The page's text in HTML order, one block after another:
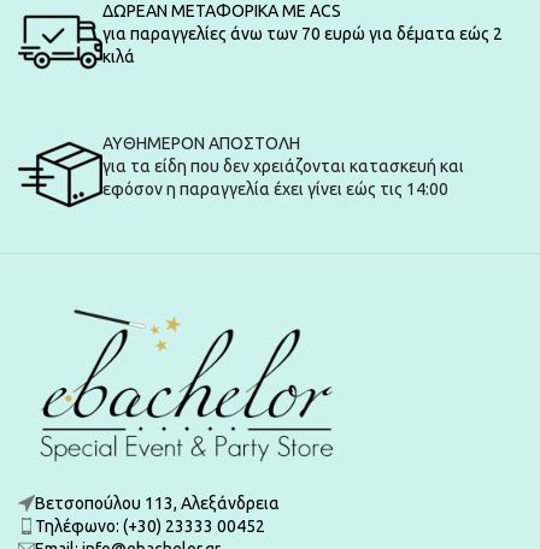
ΔΩΡΕΑΝ ΜΕΤΑΦΟΡΙΚΑ ΜΕ ACS
για παραγγελίες άνω των 70 ευρώ για δέματα εώς 2
κιλά
ΑΥΘΗΜΕΡΟΝ ΑΠΟΣΤΟΛΗ
για τα είδη που δεν χρειάζονται κατασκευή και
εφόσον η παραγγελία έχει γίνει εώς τις 14:00
Βετσοπούλου 113, Αλεξάνδρεια
Τηλέφωνο: (+30) 23333 00452